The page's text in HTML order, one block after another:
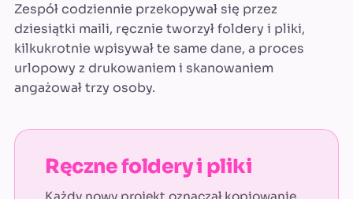
Zespół codziennie przekopywał się przez
dziesiątki maili, ręcznie tworzył foldery i pliki,
kilkukrotnie wpisywał te same dane, a proces
urlopowy z drukowaniem i skanowaniem
angażował trzy osoby.
Ręczne foldery i pliki